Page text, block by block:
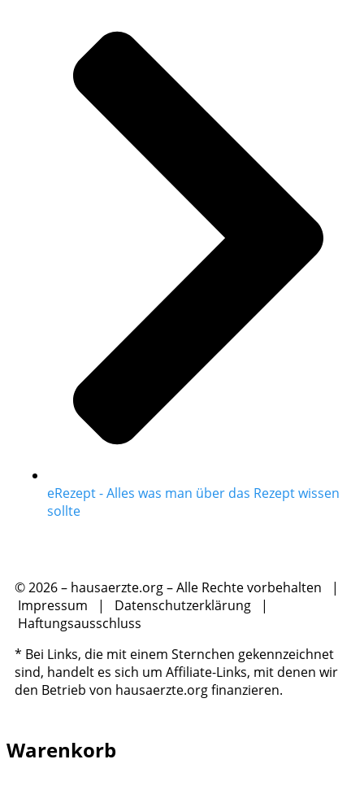
eRezept - Alles was man über das Rezept wissen
sollte
© 2026 – hausaerzte.org – Alle Rechte vorbehalten |
Impressum | Datenschutzerklärung |
Haftungsausschluss
* Bei Links, die mit einem Sternchen gekennzeichnet
sind, handelt es sich um Affiliate-Links, mit denen wir
den Betrieb von hausaerzte.org finanzieren.
Warenkorb